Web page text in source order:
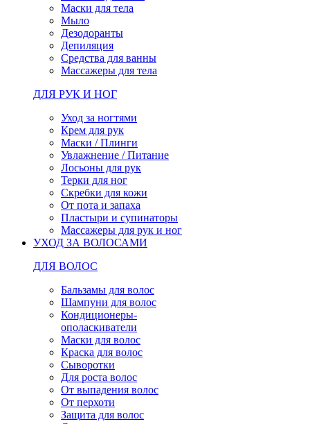
Маски для тела
Мыло
Дезодоранты
Депиляция
Средства для ванны
Массажеры для тела
ДЛЯ РУК И НОГ
Уход за ногтями
Крем для рук
Маски / Плинги
Увлажнение / Питание
Лосьоны для рук
Терки для ног
Скребки для кожи
От пота и запаха
Пластыри и супинаторы
Массажеры для рук и ног
УХОД ЗА ВОЛОСАМИ
ДЛЯ ВОЛОС
Бальзамы для волос
Шампуни для волос
Кондиционеры-
ополаскиватели
Маски для волос
Краска для волос
Сыворотки
Для роста волос
От выпадения волос
От перхоти
Защита для волос